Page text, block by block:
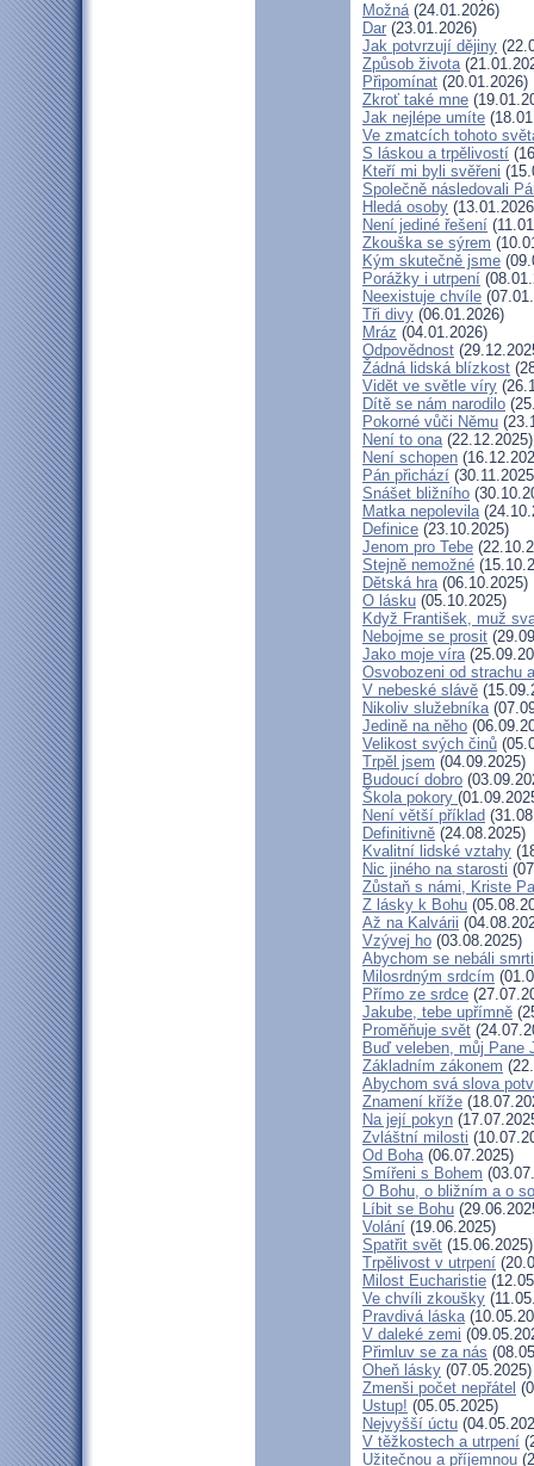
Možná(24.01.2026)
Dar (23.01.2026)
Jak potvrzují dějiny
Způsob života
Připomínat (20.01.2026)
Zkroť také mne
Jak nejlépe umíte
Ve zmatcích tohoto
S láskou a trpělivostí
Kteří mi byli svěřeni
Společně následovali
Hledá osoby
Není jediné řešení
Zkouška se sýrem
Kým skutečně jsme
Porážky i utrpení
Neexistuje chvíle
Tři divy (06.01.2026)
Mráz (04.01.2026)
Odpovědnost
Žádná lidská blízkost
Vidět ve světle víry
Dítě se nám narodilo
Pokorné vůči Němu
Není to ona(22.12.2025)
Není schopen
Pán přichází
Snášet bližního
Matka nepolevila
Definice (23.10.2025)
Jenom pro Tebe
Stejně nemožné
Dětská hra(06.10.2025)
O lásku (05.10.2025)
Když František, muž
Nebojme se prosit
Jako moje víra
Osvobozeni od strachu
V nebeské slávě
Nikoliv služebníka
Jedině na něho
Velikost svých činů
Trpěl jsem (04.09.2025)
Budoucí dobro
Škola pokory
Není větší příklad
Definitivně (24.08.2025)
Kvalitní lidské vztahy
Nic jiného na starosti
Zůstaň s námi, Kriste
Z lásky k Bohu
Až na Kalvárii
Vzývej ho (03.08.2025)
Abychom se nebáli smrti
Milosrdným srdcím
Přímo ze srdce
Jakube, tebe upřímně
Proměňuje svět
Buď veleben, můj Pane
Základním zákonem
Abychom svá slova
Znamení kříže
Na její pokyn
Zvláštní milosti
Od Boha(06.07.2025)
Smířeni s Bohem
O Bohu, o bližním a o
Líbit se Bohu
Volání (19.06.2025)
Spatřit svět (15.06.2025)
Trpělivost v utrpení
Milost Eucharistie
Ve chvíli zkoušky
Pravdivá láska
V daleké zemi
Přimluv se za nás
Oheň lásky (07.05.2025)
Zmenši počet nepřátel
Ustup! (05.05.2025)
Nejvyšší úctu
V těžkostech a utrpení
Užitečnou a příjemnou